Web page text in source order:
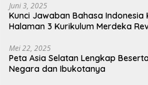
Juni 3, 2025
Kunci Jawaban Bahasa Indonesia
Halaman 3 Kurikulum Merdeka
Mei 22, 2025
Peta Asia Selatan Lengkap
Negara dan Ibukotanya